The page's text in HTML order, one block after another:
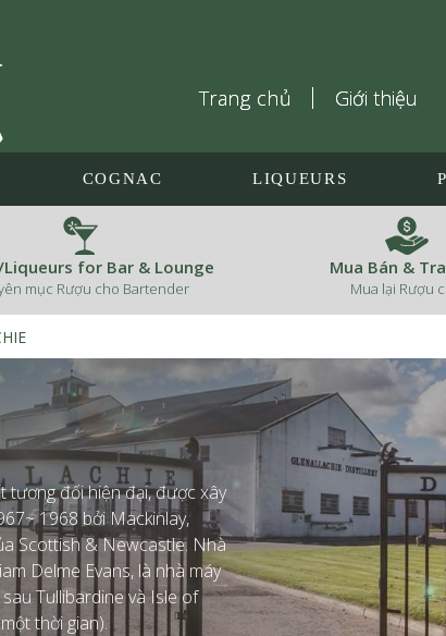
Trang chủ Giới thiệu
COGNAC LIQUEURS
for Bar & Lounge
mục Rượu cho Bartender
Mua Bán &
Mua lại Rượu
tương đối hiện đại, được xây
1968 bởi Mackinlay,
Scottish & Newcastle. Nhà
Delme Evans, là nhà máy
Tullibardine và Isle of
thời gian).